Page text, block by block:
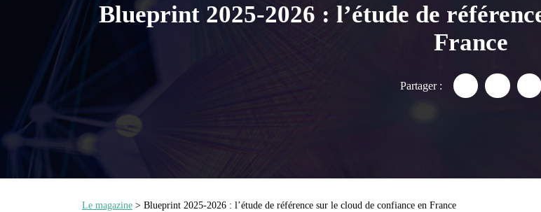
Blueprint 2025-2026 : l’étude de
France
Partager : Partager
Le magazine > Blueprint 2025-2026 : l’étude de référence sur le cloud de confiance en France